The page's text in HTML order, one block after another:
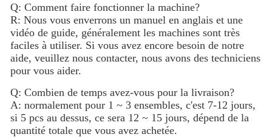
Q: Comment faire fonctionner la machine?
R: Nous vous enverrons un manuel en anglais et une
vidéo de guide, généralement les machines sont très
faciles à utiliser. Si vous avez encore besoin de notre
aide, veuillez nous contacter, nous avons des techniciens
pour vous aider.
Q: Combien de temps avez-vous pour la livraison?
A: normalement pour 1 ~ 3 ensembles, c'est 7-12 jours,
si 5 pcs au dessus, ce sera 12 ~ 15 jours, dépend de la
quantité totale que vous avez achetée.